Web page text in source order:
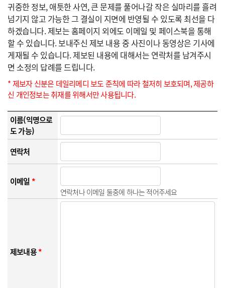
귀중한 정보, 애틋한 사연, 큰 문제를 풀어나갈 작은 실마리를 흘려
넘기지 않고 가능한 그 결실이 지면에 반영될 수 있도록 최선을 다
하겠습니다. 제보는 홈페이지 외에도 이메일 및 페이스북을 통해
할 수 있습니다. 보내주신 제보 내용 중 사진이나 동영상은 기사에
게재될 수 있습니다. 제보된 내용에 대해서는 연락처를 남겨주시
면 소정의 답례를 드립니다.
* 제보자 신분은 데일리메디 보도 준칙에 따라 철저히 보호되며, 제공하
신 개인정보는 취재를 위해서만 사용됩니다.
이름(익명으로
도 가능)
연락처
이메일*
연락처나 이메일 둘중에 하나는 적어주세요
제보내용*